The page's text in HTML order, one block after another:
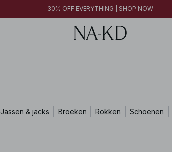
30% OFF EVERYTHING | SHOP NOW
Jassen & jacks Broeken Rokken Schoenen